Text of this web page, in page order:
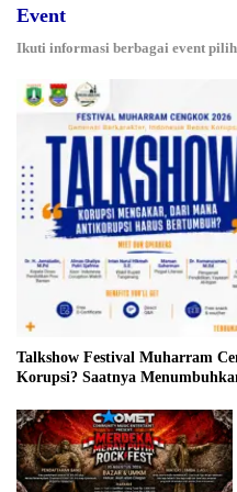
Event
Ikuti informasi berbagai event
Talkshow Festival Muharram
Korupsi? Saatnya